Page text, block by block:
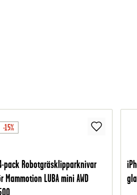
-15%
pack Robotgräsklipparknivar
Mammotion LUBA mini AWD